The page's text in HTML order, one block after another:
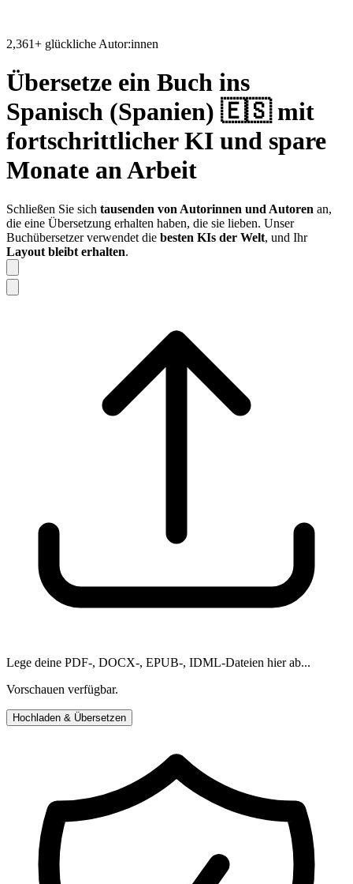
2,361+ glückliche Autor:innen
Übersetze ein Buch ins
Spanisch (Spanien) 🇪🇸mit
fortschrittlicher KI und spare
Monate an Arbeit
Schließen Sie sich tausenden von Autorinnen und Autoren an,
die eine Übersetzung erhalten haben, die sie lieben. Unser
Buchübersetzer verwendet die besten KIs der Welt, und Ihr
Layout bleibt erhalten.
Lege deine PDF-, DOCX-, EPUB-, IDML-Dateien hier ab...
Vorschauen verfügbar.
Hochladen & Übersetzen